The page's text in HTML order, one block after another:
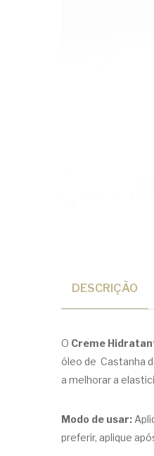
DESCRIÇÃO
O Creme
óleo de Castanha
a melhorar a
Modo de usar:
preferir, aplique